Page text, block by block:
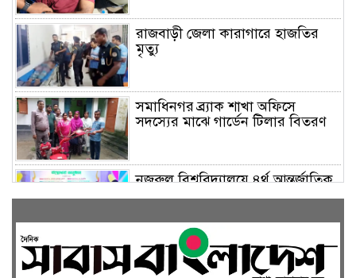
রাজবাড়ী জেলা কারাগারে হাজতির
মৃত্যু
সমাধিনগর ব্র্যাক শাখা অফিসে
সদস্যের মাঝে গার্ডেন টিলার বিতরণ
নজরুল বিশ্ববিদ্যালয়ে ৪র্থ আন্তর্জাতিক
নাট্যোৎসবে ‘নাট্যজন সম্মাননা’ পেলেন
নজরুল বিশ্ববিদ্যালয়ে গোপনে নারী
শিক্ষার্থীদের ভিডিও ধারণের অভিযোগে